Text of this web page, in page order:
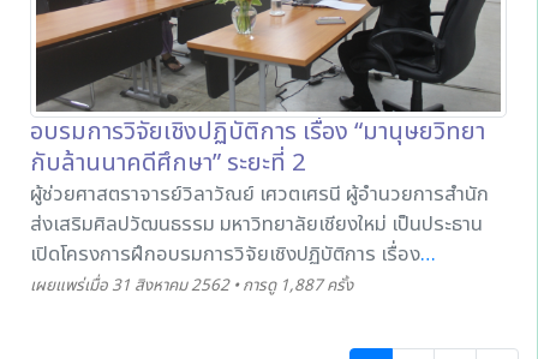
อบรมการวิจัยเชิงปฏิบัติการ เรื่อง “มานุษยวิทยา
กับล้านนาคดีศึกษา” ระยะที่ 2
ผู้ช่วยศาสตราจารย์วิลาวัณย์ เศวตเศรนี ผู้อำนวยการสำนัก
ส่งเสริมศิลปวัฒนธรรม มหาวิทยาลัยเชียงใหม่ เป็นประธาน
เปิดโครงการฝึกอบรมการวิจัยเชิงปฏิบัติการ เรื่อง
“มานุษยวิทยากับล้านนาคดีศึกษา” ระยะที่ 2 ระหว่างวันที่ 31
วิชาสังคมวิทยาและมานุษยวิทยา คณะสังคมศาสตร์
เผยแพร่เมื่อ 31 สิงหาคม 2562 • การดู 1,887 ครั้ง